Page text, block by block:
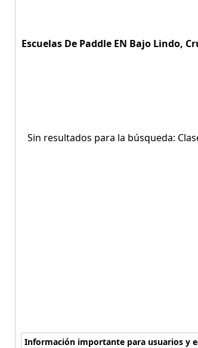
Escuelas De Paddle EN Bajo Lindo,
Sin resultados para la búsqueda:
Información importante para usuarios y